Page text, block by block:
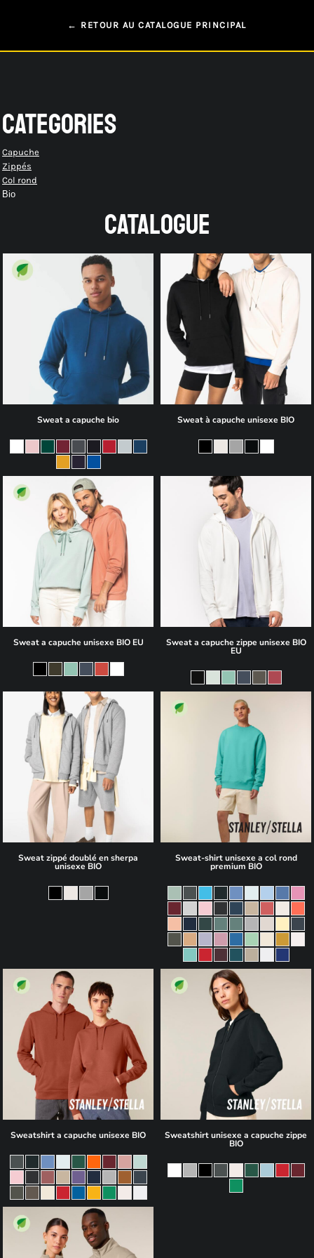
← RETOUR AU CATALOGUE PRINCIPAL
CATEGORIES
Capuche
Zippés
Col rond
Bio
CATALOGUE
23,50€
Sweat a capuche bio
40,20€
Sweat à capuche unisexe BIO
69,60€
Sweat a capuche unisexe BIO EU
86,40€
Sweat a capuche zippe unisexe BIO
EU
75,70€
Sweat zippé doublé en sherpa
unisexe BIO
10,60€
Sweat-shirt unisexe a col rond
premium BIO
31,15€
Sweatshirt a capuche unisexe BIO
36,10€
Sweatshirt unisexe a capuche zippe
BIO
36,20€